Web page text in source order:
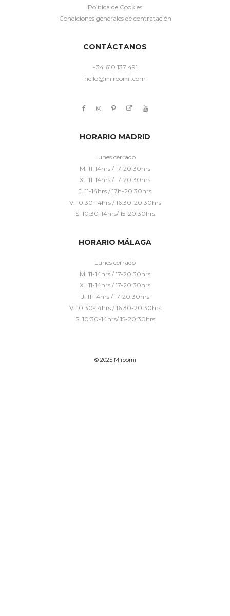
Política de Cookies
Condiciones generales de contratación
CONTÁCTANOS
+34 610 137 491
hello@miroomi.com
HORARIO MADRID
Lunes cerrado
M. 11-14hrs / 17-20:30hrs
X. 11-14hrs / 17-20:30hrs
J. 11-14hrs / 17h-20:30hrs
V. 10:30-14hrs / 16:30-20:30hrs
S. 10:30-14hrs/ 15-20:30hrs
HORARIO MÁLAGA
Lunes cerrado
M. 11-14hrs / 17-20:30hrs
X. 11-14hrs / 17-20:30hrs
J. 11-14hrs / 17-20:30hrs
V. 10:30-14hrs / 16:30-20:30hrs
S. 10:30-14hrs/ 15-20:30hrs
© 2025 Miroomi